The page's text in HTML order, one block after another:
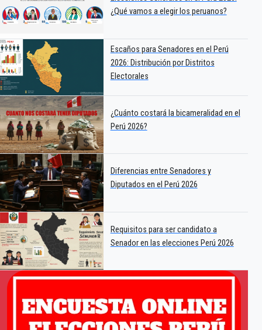
¿Qué vamos a elegir los peruanos?
Escaños para Senadores en el Perú
2026: Distribución por Distritos
Electorales
¿Cuánto costará la bicameralidad en el
Perú 2026?
Diferencias entre Senadores y
Diputados en el Perú 2026
Requisitos para ser candidato a
Senador en las elecciones Perú 2026